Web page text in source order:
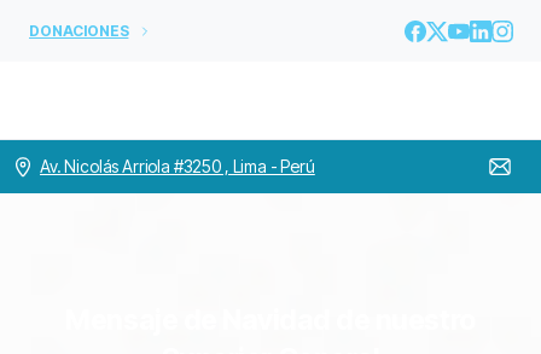
DONACIONES
Av. Nicolás Arriola #3250 , Lima - Perú